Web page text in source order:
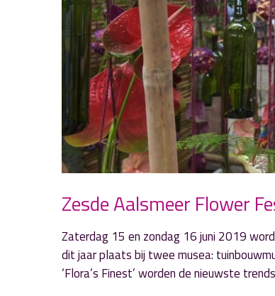
Zesde Aalsmeer Flower
Zaterdag 15 en zondag 16 juni 2019
dit jaar plaats bij twee musea:
‘Flora’s Finest’ worden de nieuwste